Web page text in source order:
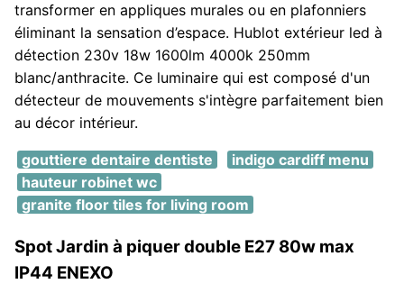
transformer en appliques murales ou en plafonniers
éliminant la sensation d’espace. Hublot extérieur led à
détection 230v 18w 1600lm 4000k 250mm
blanc/anthracite. Ce luminaire qui est composé d'un
détecteur de mouvements s'intègre parfaitement bien
au décor intérieur.
gouttiere dentaire dentiste
indigo cardiff menu
hauteur robinet wc
granite floor tiles for living room
Spot Jardin à piquer double E27 80w max
IP44 ENEXO